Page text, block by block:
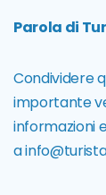
Parola di
Condividere
importante
informazioni
a